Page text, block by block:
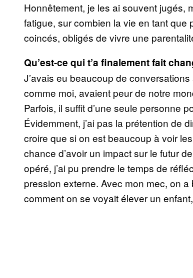
Honnêtement, je les ai souvent jugés,
fatigue, sur combien la vie en tant que
coincés, obligés de vivre une
Qu’est-ce qui t’a finalement fait
J’avais eu beaucoup de
comme moi, avaient peur de notre
Parfois, il suffit d’une seule personne
Évidemment, j’ai pas la prétention de
croire que si on est beaucoup à voir
chance d’avoir un impact sur le futur
opéré, j’ai pu prendre le temps de
pression externe. Avec mon mec, on
comment on se voyait élever un